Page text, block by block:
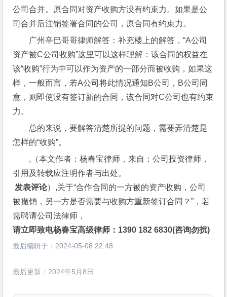
公司合并。原合同对资产收购方没有约束力。如果是公
司合并后注销签署合同的公司，原合同有约束力。
广州辛巴哥哥律师解答：补充楼上的解答，“A公司
资产被C公司收购”这里可以这样理解：该合同的权益在
该“收购”行为中可以作为资产的一部分而被收购，如果这
样，一般而言，若A公司将此情况通知B公司，B公司同
意，则即使没有签订新的合同，该合同对C公司也有约束
力。
总的来说，要解答清楚所提的问题，需要弄清楚是
怎样的“收购”。
,（本文作者：杨春宝律师，来自：公司投资律师，
引用及转载应注明作者与出处。
发表评论）,关于“合作合同的一方被的资产收购，公司
被撤销，另一方是否需要与收购方重新签订合同？”，若
需聘请公司法律师，
请立即致电杨春宝高级律师：1390 182 6830(咨询勿扰)
最后编辑于： 2024-05-08 22:48
最后更新：2024年5月8日